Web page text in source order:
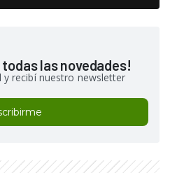
todas las novedades!
y recibí nuestro newsletter